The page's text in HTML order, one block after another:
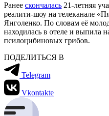
Ранее скончалась 21-летняя
реалити-шоу на телеканале
Янголенко. По словам её
находилась в отеле и выпила
псилоцибиновых грибов.
ПОДЕЛИТЬСЯ В
Telegram
Vkontakte